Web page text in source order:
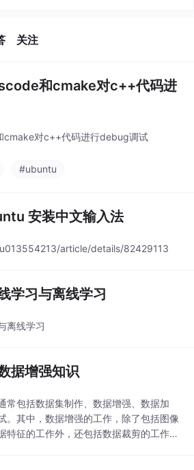
关注
和cmake对c++代码进
cmake对c++代码进行debug调试
#ubuntu
安装中文输入法
article/details/82429113
学习与离线学习
离线学习
据增强知识
常包括数据集制作、数据增强、数据加
。其中，数据增强的工作，除了包括图像
特征的工作外，还包括数据裁剪的工作。